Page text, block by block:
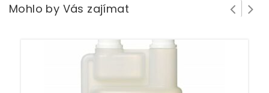
Mohlo by Vás zajímat